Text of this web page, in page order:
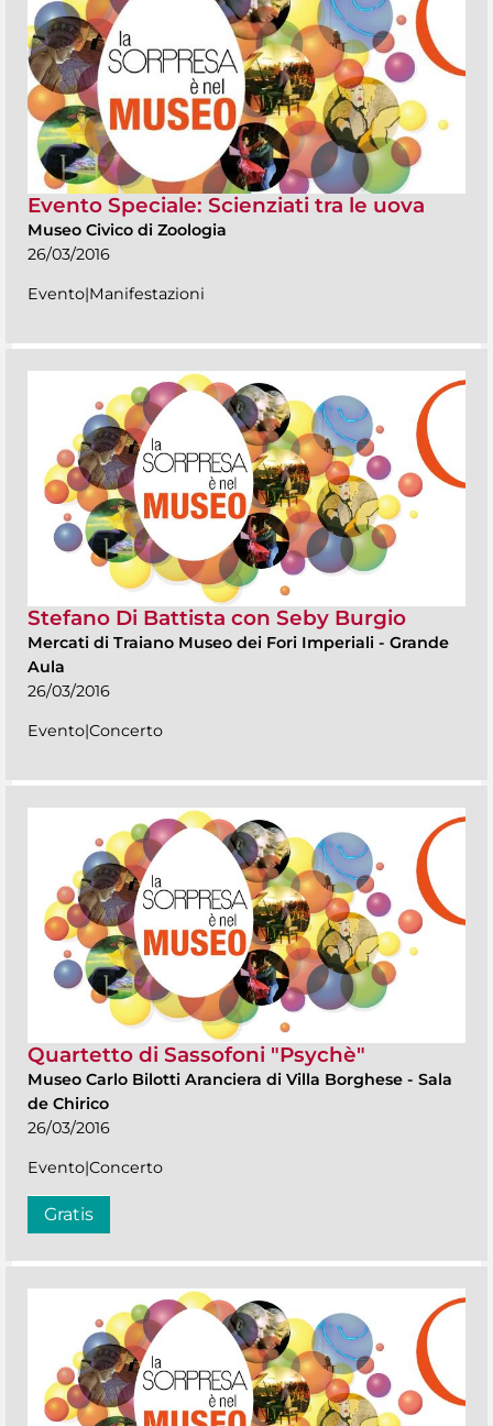
Evento Speciale: Scienziati tra le uova
Museo Civico di Zoologia
26/03/2016
Evento|Manifestazioni
Stefano Di Battista con Seby Burgio
Mercati di Traiano Museo dei Fori Imperiali - Grande
Aula
26/03/2016
Evento|Concerto
Quartetto di Sassofoni "Psychè"
Museo Carlo Bilotti Aranciera di Villa Borghese - Sala
de Chirico
26/03/2016
Evento|Concerto
Gratis